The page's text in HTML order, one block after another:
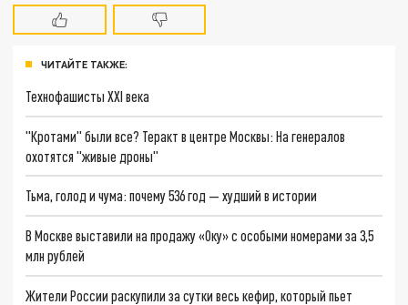
ЧИТАЙТЕ ТАКЖЕ:
Технофашисты XXI века
"Кротами" были все? Теракт в центре Москвы: На генералов
охотятся "живые дроны"
Тьма, голод и чума: почему 536 год — худший в истории
В Москве выставили на продажу «Оку» с особыми номерами за 3,5
млн рублей
Жители России раскупили за сутки весь кефир, который пьет